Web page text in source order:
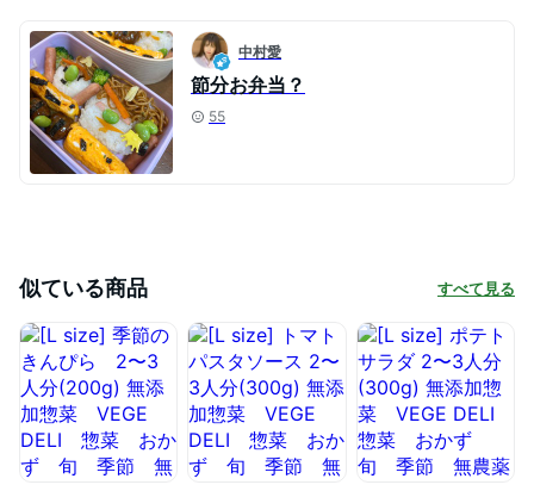
中村愛
節分お弁当？
55
似ている商品 すべて見る